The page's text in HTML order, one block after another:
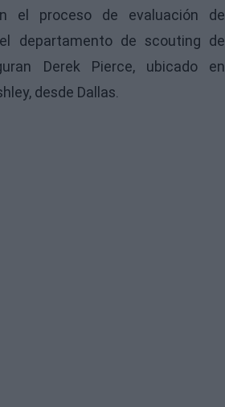
el proceso de evaluación de
departamento de scouting de
Derek Pierce, ubicado en
desde Dallas.